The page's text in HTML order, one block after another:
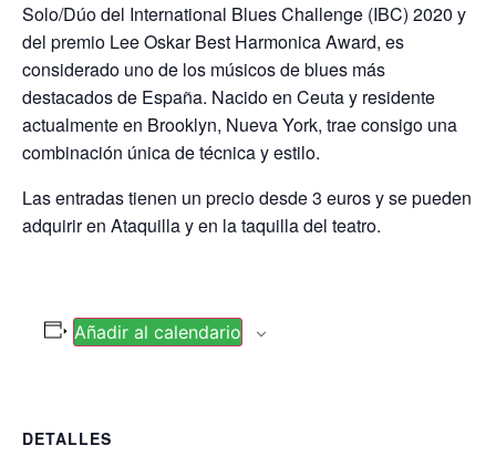
Solo/Dúo del International Blues Challenge (IBC) 2020 y
del premio Lee Oskar Best Harmonica Award, es
considerado uno de los músicos de blues más
destacados de España. Nacido en Ceuta y residente
actualmente en Brooklyn, Nueva York, trae consigo una
combinación única de técnica y estilo.
Las entradas tienen un precio desde 3 euros y se pueden
adquirir en Ataquilla y en la taquilla del teatro.
Añadir al calendario
DETALLES